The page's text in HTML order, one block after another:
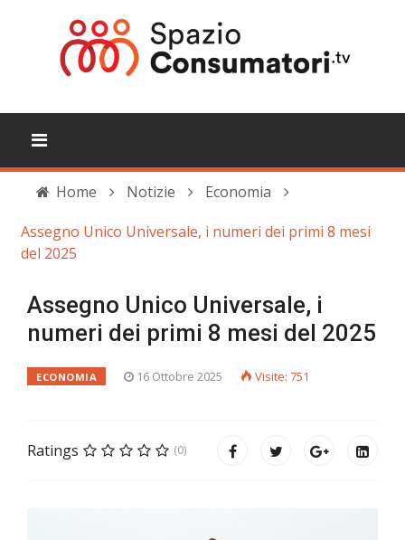
Home Notizie
Economia
Assegno Unico Universale, i numeri dei primi 8 mesi
del 2025
Assegno Unico Universale, i
numeri dei primi 8 mesi del 2025
ECONOMIA 16 Ottobre 2025 Visite: 751
Ratings (0)